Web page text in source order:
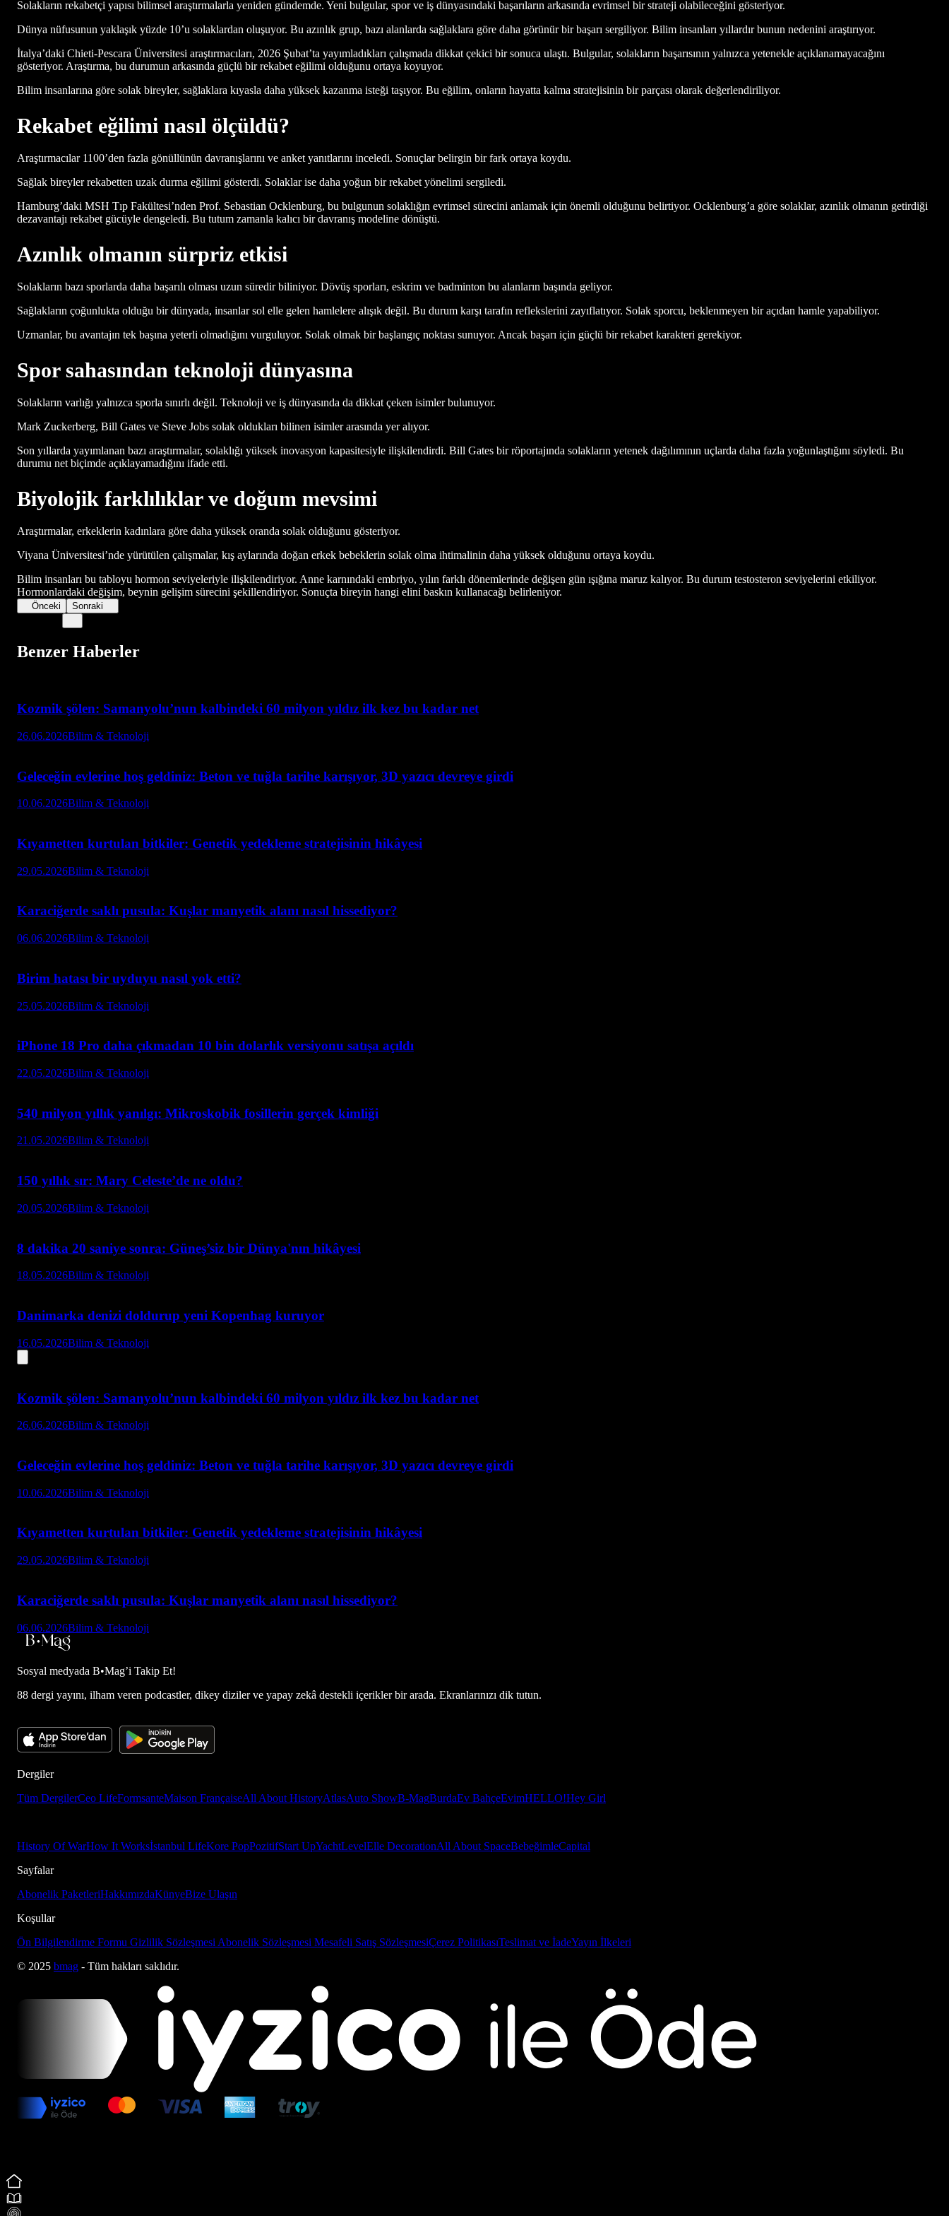
Solakların rekabetçi yapısı bilimsel araştırmalarla yeniden gündemde. Yeni bulgular, spor ve iş dünyasındaki başarıların arkasında evrimsel bir strateji olabileceğini gösteriyor.
Dünya nüfusunun yaklaşık yüzde 10’u solaklardan oluşuyor. Bu azınlık grup, bazı alanlarda sağlaklara göre daha görünür bir başarı sergiliyor. Bilim insanları yıllardır bunun nedenini araştırıyor.
İtalya’daki Chieti-Pescara Üniversitesi araştırmacıları, 2026 Şubat’ta yayımladıkları çalışmada dikkat çekici bir sonuca ulaştı. Bulgular, solakların başarısının yalnızca yetenekle açıklanamayacağını
gösteriyor. Araştırma, bu durumun arkasında güçlü bir rekabet eğilimi olduğunu ortaya koyuyor.
Bilim insanlarına göre solak bireyler, sağlaklara kıyasla daha yüksek kazanma isteği taşıyor. Bu eğilim, onların hayatta kalma stratejisinin bir parçası olarak değerlendiriliyor.
Rekabet eğilimi nasıl ölçüldü?
Araştırmacılar 1100’den fazla gönüllünün davranışlarını ve anket yanıtlarını inceledi. Sonuçlar belirgin bir fark ortaya koydu.
Sağlak bireyler rekabetten uzak durma eğilimi gösterdi. Solaklar ise daha yoğun bir rekabet yönelimi sergiledi.
Hamburg’daki MSH Tıp Fakültesi’nden Prof. Sebastian Ocklenburg, bu bulgunun solaklığın evrimsel sürecini anlamak için önemli olduğunu belirtiyor. Ocklenburg’a göre solaklar, azınlık olmanın getirdiği
dezavantajı rekabet gücüyle dengeledi. Bu tutum zamanla kalıcı bir davranış modeline dönüştü.
Azınlık olmanın sürpriz etkisi
Solakların bazı sporlarda daha başarılı olması uzun süredir biliniyor. Dövüş sporları, eskrim ve badminton bu alanların başında geliyor.
Sağlakların çoğunlukta olduğu bir dünyada, insanlar sol elle gelen hamlelere alışık değil. Bu durum karşı tarafın reflekslerini zayıflatıyor. Solak sporcu, beklenmeyen bir açıdan hamle yapabiliyor.
Uzmanlar, bu avantajın tek başına yeterli olmadığını vurguluyor. Solak olmak bir başlangıç noktası sunuyor. Ancak başarı için güçlü bir rekabet karakteri gerekiyor.
Spor sahasından teknoloji dünyasına
Solakların varlığı yalnızca sporla sınırlı değil. Teknoloji ve iş dünyasında da dikkat çeken isimler bulunuyor.
Mark Zuckerberg, Bill Gates ve Steve Jobs solak oldukları bilinen isimler arasında yer alıyor.
Son yıllarda yayımlanan bazı araştırmalar, solaklığı yüksek inovasyon kapasitesiyle ilişkilendirdi. Bill Gates bir röportajında solakların yetenek dağılımının uçlarda daha fazla yoğunlaştığını söyledi. Bu
durumu net biçimde açıklayamadığını ifade etti.
Biyolojik farklılıklar ve doğum mevsimi
Araştırmalar, erkeklerin kadınlara göre daha yüksek oranda solak olduğunu gösteriyor.
Viyana Üniversitesi’nde yürütülen çalışmalar, kış aylarında doğan erkek bebeklerin solak olma ihtimalinin daha yüksek olduğunu ortaya koydu.
Bilim insanları bu tabloyu hormon seviyeleriyle ilişkilendiriyor. Anne karnındaki embriyo, yılın farklı dönemlerinde değişen gün ışığına maruz kalıyor. Bu durum testosteron seviyelerini etkiliyor.
Hormonlardaki değişim, beynin gelişim sürecini şekillendiriyor. Sonuçta bireyin hangi elini baskın kullanacağı belirleniyor.
Önceki Sonraki
Benzer Haberler
Kozmik şölen: Samanyolu’nun kalbindeki 60 milyon yıldız ilk kez bu kadar net
26.06.2026Bilim & Teknoloji
Geleceğin evlerine hoş geldiniz: Beton ve tuğla tarihe karışıyor, 3D yazıcı devreye girdi
10.06.2026Bilim & Teknoloji
Kıyametten kurtulan bitkiler: Genetik yedekleme stratejisinin hikâyesi
29.05.2026Bilim & Teknoloji
Karaciğerde saklı pusula: Kuşlar manyetik alanı nasıl hissediyor?
06.06.2026Bilim & Teknoloji
Birim hatası bir uyduyu nasıl yok etti?
25.05.2026Bilim & Teknoloji
iPhone 18 Pro daha çıkmadan 10 bin dolarlık versiyonu satışa açıldı
22.05.2026Bilim & Teknoloji
540 milyon yıllık yanılgı: Mikroskobik fosillerin gerçek kimliği
21.05.2026Bilim & Teknoloji
150 yıllık sır: Mary Celeste’de ne oldu?
20.05.2026Bilim & Teknoloji
8 dakika 20 saniye sonra: Güneş’siz bir Dünya'nın hikâyesi
18.05.2026Bilim & Teknoloji
Danimarka denizi doldurup yeni Kopenhag kuruyor
16.05.2026Bilim & Teknoloji
Kozmik şölen: Samanyolu’nun kalbindeki 60 milyon yıldız ilk kez bu kadar net
26.06.2026Bilim & Teknoloji
Geleceğin evlerine hoş geldiniz: Beton ve tuğla tarihe karışıyor, 3D yazıcı devreye girdi
10.06.2026Bilim & Teknoloji
Kıyametten kurtulan bitkiler: Genetik yedekleme stratejisinin hikâyesi
29.05.2026Bilim & Teknoloji
Karaciğerde saklı pusula: Kuşlar manyetik alanı nasıl hissediyor?
06.06.2026Bilim & Teknoloji
Sosyal medyada B•Mag’i Takip Et!
88 dergi yayını, ilham veren podcastler, dikey diziler ve yapay zekâ destekli içerikler bir arada. Ekranlarınızı dik tutun.
Dergiler
Tüm DergilerCeo LifeFormsanteMaison FrançaiseAll About HistoryAtlasAuto ShowB-MagBurdaEv BahçeEvimHELLO!Hey Girl
History Of WarHow It Worksİstanbul LifeKore PopPozitifStart UpYachtLevelElle DecorationAll About SpaceBebeğimleCapital
Sayfalar
Abonelik PaketleriHakkımızdaKünyeBize Ulaşın
Koşullar
Ön Bilgilendirme Formu Gizlilik Sözleşmesi Abonelik Sözleşmesi Mesafeli Satış SözleşmesiÇerez PolitikasıTeslimat ve İadeYayın İlkeleri
© 2025 bmag - Tüm hakları saklıdır.